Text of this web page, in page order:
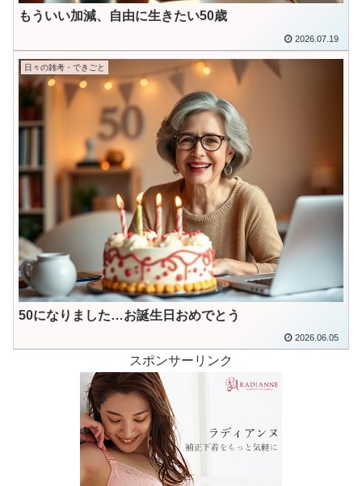
もういい加減、自由に生きたい50歳
2026.07.19
日々の雑考・できごと
50になりました…お誕生日おめでとう
2026.06.05
スポンサーリンク